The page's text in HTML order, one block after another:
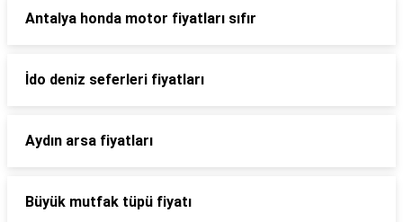
Antalya honda motor fiyatları sıfır
İdo deniz seferleri fiyatları
Aydın arsa fiyatları
Büyük mutfak tüpü fiyatı